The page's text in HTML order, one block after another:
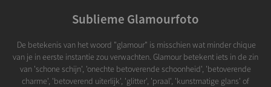
Sublieme Glamourfoto
De betekenis van het woord "glamour" is misschien wat minder chique
van je in eerste instantie zou verwachten. Glamour betekent iets in de zin
van 'schone schijn', 'onechte betoverende schoonheid', 'betoverende
charme', 'betoverend uiterlijk', 'glitter', 'praal', 'kunstmatige glans' of